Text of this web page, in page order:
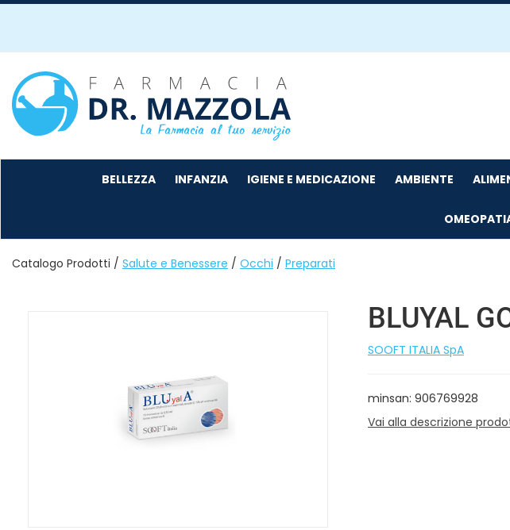
Passa
principale
Farmacia
Mazzola
BELLEZZA INFANZIA IGIENE E MEDICAZIONE AMBIENTE
Catalogo Prodotti / Salute e Benessere / Occhi / Preparati
BLUYAL
SOOFT ITALIA SpA
minsan: 906769928
Vai alla descrizione